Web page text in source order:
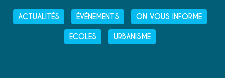
ACTUALITÉS ÉVÉNEMENTS ON VOUS INFORME
ECOLES URBANISME